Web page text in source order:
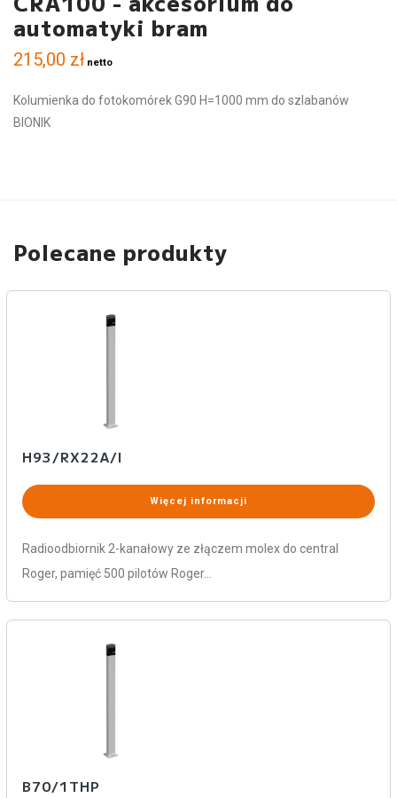
automatyki bram
215,00 zł netto
Kolumienka do fotokomórek G90 H=1000 mm do szlabanów
BIONIK
Polecane produkty
H93/RX22A/I
Więcej informacji
Radioodbiornik 2-kanałowy ze złączem molex do central
Roger, pamięć 500 pilotów Roger…
B70/1THP